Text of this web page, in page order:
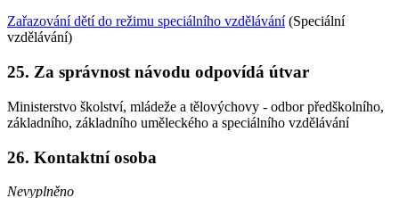
Zařazování dětí do režimu speciálního vzdělávání(Speciální
vzdělávání)
25. Za správnost návodu odpovídá útvar
Ministerstvo školství, mládeže a tělovýchovy - odbor předškolního,
základního, základního uměleckého a speciálního vzdělávání
26. Kontaktní osoba
Nevyplněno